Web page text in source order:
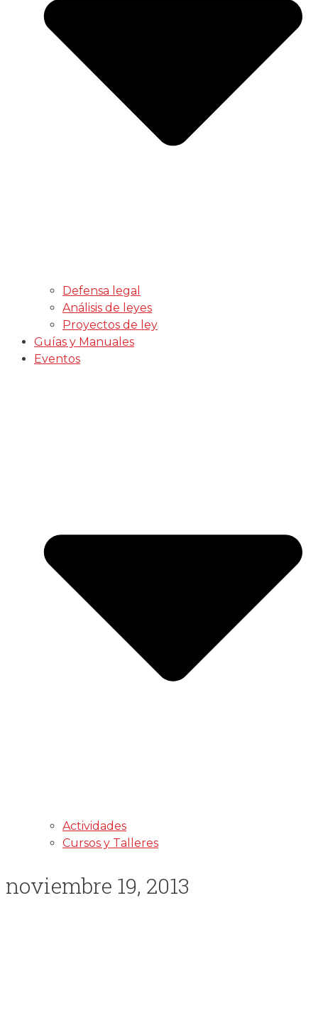
Defensa legal
Análisis de leyes
Proyectos de ley
Guías y Manuales
Eventos
Actividades
Cursos y Talleres
noviembre 19, 2013